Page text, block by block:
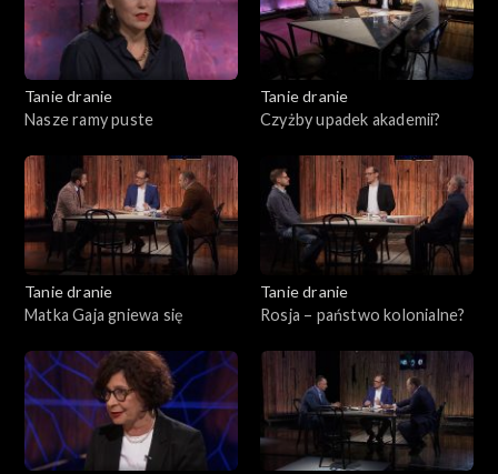
Tanie dranie
Nasze ramy puste
Tanie dranie
Czyżby upadek akademii?
Tanie dranie
Matka Gaja gniewa się
Tanie dranie
Rosja – państwo kolonialne?